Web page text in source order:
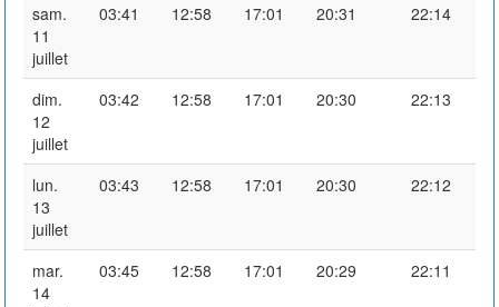
sam.
11
juillet
03:41 12:58 17:01 20:31 22:14
dim.
12
juillet
03:42 12:58 17:01 20:30 22:13
lun.
13
juillet
03:43 12:58 17:01 20:30 22:12
mar.
14
03:45 12:58 17:01 20:29 22:11